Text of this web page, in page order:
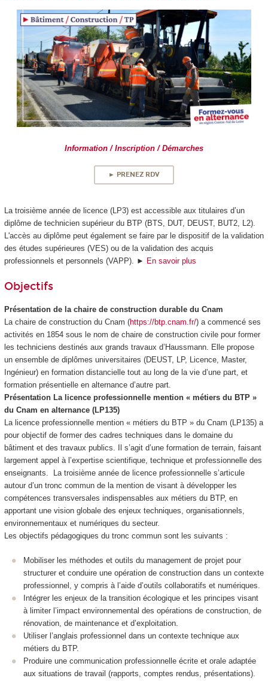
Information / Inscription / Démarches
► PRENEZ RDV
La troisième année de licence (LP3) est accessible aux titulaires d’un
diplôme de technicien supérieur du BTP (BTS, DUT, DEUST, BUT2, L2).
L'accès au diplôme peut également se faire par le dispositif de la validation
des études supérieures (VES) ou de la validation des acquis
professionnels et personnels (VAPP). ► En savoir plus
Objectifs
Présentation de la chaire de construction durable du Cnam
La chaire de construction du Cnam (https://btp.cnam.fr/) a commencé ses
activités en 1854 sous le nom de chaire de construction civile pour former
les techniciens destinés aux grands travaux d’Haussmann. Elle propose
un ensemble de diplômes universitaires (DEUST, LP, Licence, Master,
Ingénieur) en formation distancielle tout au long de la vie d’une part, et
formation présentielle en alternance d’autre part.
Présentation La licence professionnelle mention « métiers du BTP »
du Cnam en alternance (LP135)
La licence professionnelle mention « métiers du BTP » du Cnam (LP135) a
pour objectif de former des cadres techniques dans le domaine du
bâtiment et des travaux publics. Il s’agit d’une formation de terrain, faisant
largement appel à l’expertise scientifique, technique et professionnelle des
enseignants. La troisième année de licence professionnelle s’articule
autour d’un tronc commun de la mention de visant à développer les
compétences transversales indispensables aux métiers du BTP, en
apportant une vision globale des enjeux techniques, organisationnels,
environnementaux et numériques du secteur.
Les objectifs pédagogiques du tronc commun sont les suivants :
Mobiliser les méthodes et outils du management de projet pour
structurer et conduire une opération de construction dans un contexte
professionnel, y compris à l’aide d’outils collaboratifs et numériques.
Intégrer les enjeux de la transition écologique et les principes visant
à limiter l’impact environnemental des opérations de construction, de
rénovation, de maintenance et d’exploitation.
Utiliser l’anglais professionnel dans un contexte technique aux
métiers du BTP.
Produire une communication professionnelle écrite et orale adaptée
aux situations de travail (rapports, comptes rendus, présentations).